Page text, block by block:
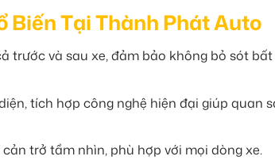
Biến Tại Thành Phát Auto
trước và sau xe, đảm bảo không bỏ sót
tích hợp công nghệ hiện đại giúp quan
trở tầm nhìn, phù hợp với mọi dòng xe.